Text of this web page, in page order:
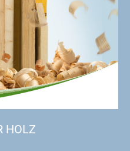
HOLZ